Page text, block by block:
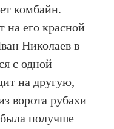
комбайн.
на его красной
Николаев в
с одной
на другую,
ворота рубахи
получше